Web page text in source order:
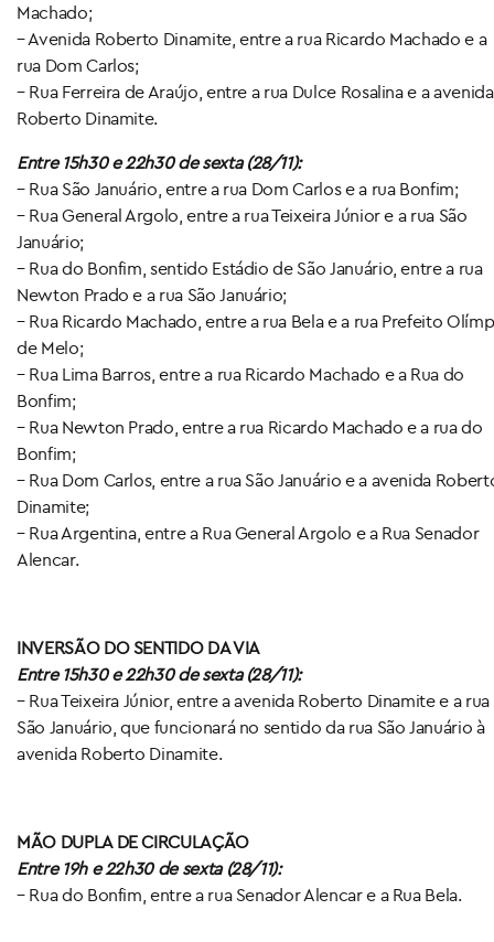
Machado;
– Avenida Roberto Dinamite, entre a rua Ricardo Machado e a
rua Dom Carlos;
– Rua Ferreira de Araújo, entre a rua Dulce Rosalina e a avenida
Roberto Dinamite.
Entre 15h30 e 22h30 de sexta(28/11):
– Rua São Januário, entre a rua Dom Carlos e a rua Bonfim;
– Rua General Argolo, entre a rua Teixeira Júnior e a rua São
Januário;
– Rua do Bonfim, sentido Estádio de São Januário, entre a rua
Newton Prado e a rua São Januário;
– Rua Ricardo Machado, entre a rua Bela e a rua Prefeito
de Melo;
– Rua Lima Barros, entre a rua Ricardo Machado e a Rua do
Bonfim;
– Rua Newton Prado, entre a rua Ricardo Machado e a rua do
Bonfim;
– Rua Dom Carlos, entre a rua São Januário e a avenida
Dinamite;
– Rua Argentina, entre a Rua General Argolo e a Rua Senador
Alencar.
INVERSÃO DO SENTIDO DA VIA
Entre 15h30 e 22h30 de sexta (28/11):
– Rua Teixeira Júnior, entre a avenida Roberto Dinamite e a rua
São Januário, que funcionará no sentido da rua São Januário à
avenida Roberto Dinamite.
MÃO DUPLA DE CIRCULAÇÃO
Entre 19h e 22h30 de sexta (28/11):
– Rua do Bonfim, entre a rua Senador Alencar e a Rua Bela.